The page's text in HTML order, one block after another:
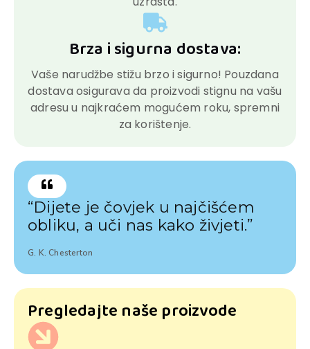
Brza i sigurna dostava:
Vaše narudžbe stižu brzo i sigurno! Pouzdana
dostava osigurava da proizvodi stignu na vašu
adresu u najkraćem mogućem roku, spremni
za korištenje.
“Dijete je čovjek u najčišćem
obliku, a uči nas kako živjeti.”
G. K. Chesterton
Pregledajte naše proizvode